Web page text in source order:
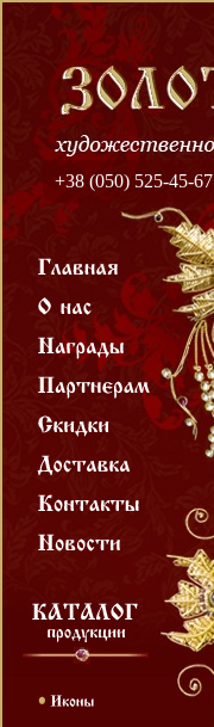
+38 (050) 525-45-67